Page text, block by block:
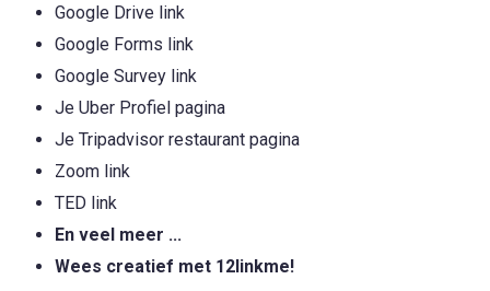
Google Drive link
Google Forms link
Google Survey link
Je Uber Profiel pagina
Je Tripadvisor restaurant pagina
Zoom link
TED link
En veel meer ...
Wees creatief met 12linkme!